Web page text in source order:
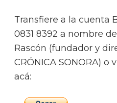
Transfiere a la cuenta
0831 8392 a nombre
Rascón (fundador y
CRÓNICA SONORA) o
acá: